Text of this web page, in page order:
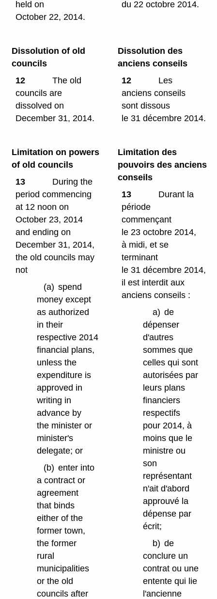
held on
October 22, 2014.
du 22 octobre 2014.
Dissolution of old
councils
12
The old
councils are
dissolved on
December 31, 2014.
Dissolution des
anciens conseils
12
Les
anciens conseils
sont dissous
le 31 décembre 2014.
Limitation on powers
of old councils
13
During the
period commencing
at 12 noon on
October 23, 2014
and ending on
December 31, 2014,
the old councils may
not
(a) spend
money except
as authorized
in their
respective 2014
financial plans,
unless the
expenditure is
approved in
writing in
advance by
the minister or
minister's
delegate; or
(b) enter into
a contract or
agreement
that binds
either of the
former town,
the former
rural
municipalities
or the old
councils after
Limitation des
pouvoirs des anciens
conseils
13
Durant la
période
commençant
le 23 octobre 2014,
à midi, et se
terminant
le 31 décembre 2014,
il est interdit aux
anciens conseils :
a) de
dépenser
d'autres
sommes que
celles qui sont
autorisées par
leurs plans
financiers
respectifs
pour 2014, à
moins que le
ministre ou
son
représentant
n'ait d'abord
approuvé la
dépense par
écrit;
b) de
conclure un
contrat ou une
entente qui lie
l'ancienne